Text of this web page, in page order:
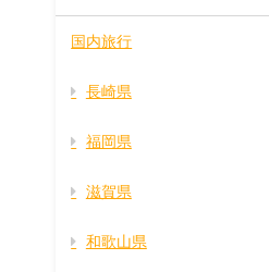
国内旅行
長崎県
福岡県
滋賀県
和歌山県